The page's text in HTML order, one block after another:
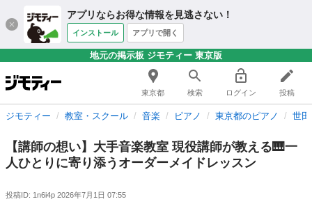
アプリならお得な情報を見逃さない！
インストール アプリで開く
地元の掲示板 ジモティー 東京版
東京都 検索 ログイン 投稿
ジモティー 教室・スクール 音楽 ピアノ 東京都のピアノ 世
【講師の想い】大手音楽教室 現役講師が教える🎹一
人ひとりに寄り添うオーダーメイドレッスン
投稿ID: 1n6i4p 2026年7月1日 07:55